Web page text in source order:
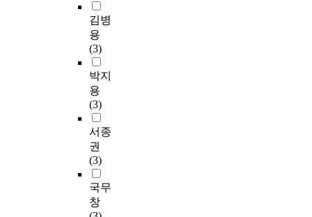
김병
용
(3)
박지
용
(3)
서종
권
(3)
국무
창